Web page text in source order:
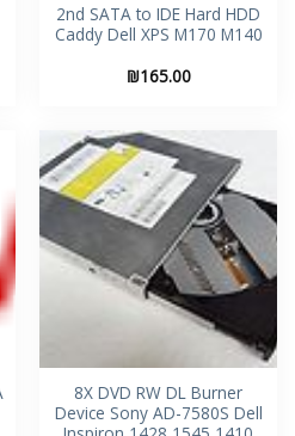
2nd SATA to IDE Hard HDD
Caddy Dell XPS M170 M140
₪165.00
8X DVD RW DL Burner
Device Sony AD-7580S Dell